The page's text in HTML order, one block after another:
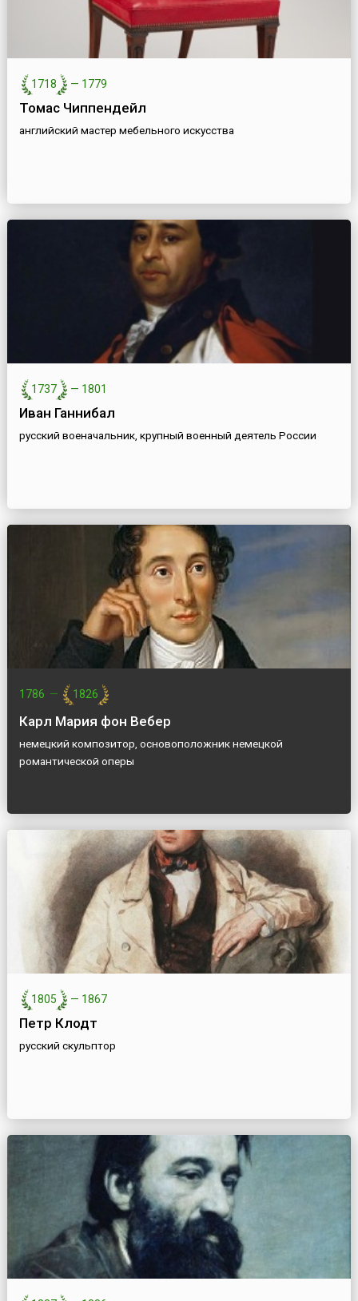
1718 — 1779
Томас Чиппендейл
английский мастер мебельного искусства
1737 — 1801
Иван Ганнибал
русский военачальник, крупный военный деятель России
1786 — 1826
Карл Мария фон Вебер
немецкий композитор, основоположник немецкой
романтической оперы
1805 — 1867
Петр Клодт
русский скульптор